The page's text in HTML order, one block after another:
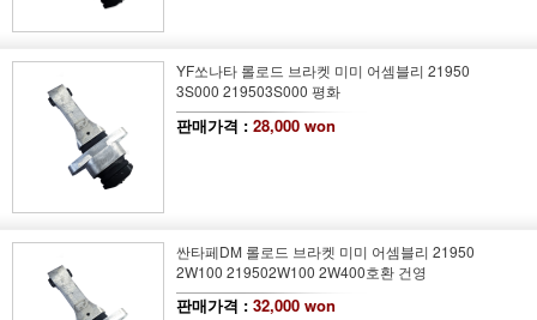
YF쏘나타 롤로드 브라켓 미미 어셈블리 21950
3S000 219503S000 평화
판매가격 : 28,000 won
싼타페DM 롤로드 브라켓 미미 어셈블리 21950
2W100 219502W100 2W400호환 건영
판매가격 : 32,000 won